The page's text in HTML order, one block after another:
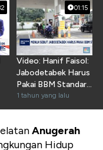
01:15
Video: Hanif Faisol:
Jabodetabek Harus
Pakai BBM Standar
Euro IV
1 tahun yang lalu
Anugerah
Hidup